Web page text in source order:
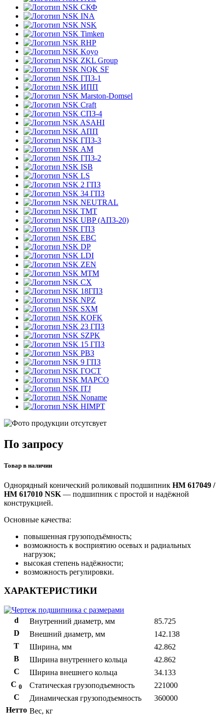
СКФ
INA
NSK
Timken
RHP
Koyo
ZKL Group
NQK SF
ГПЗ-1
ИПП
Marston-Domsel
Craft
СПЗ-4
ASAHI
АПП
ГПЗ-3
АМ
ГПЗ-2
ISB
LS
2 ГПЗ
34 ГПЗ
NEUTRAL
TMT
UBP (АПЗ-20)
ГПЗ
EBC
DP
LDI
ZEN
MTM
CX
18ГПЗ
NPZ
SXM
KOFK
23 ГПЗ
SZPK
15 ГПЗ
РВЗ
9 ГПЗ
ГОСТ
MAPCO
ITJ
Noname
HIMPT
По запросу
Товар в наличии
Однорядный конический роликовый подшипник HM 617049 /
HM 617010 NSK — подшипник с простой и надёжной
конструкцией.
Основные качества:
повышенная грузоподъёмность;
возможность к восприятию осевых и радиальных
нагрузок;
высокая степень надёжности;
возможность регулировки.
ХАРАКТЕРИСТИКИ
d Внутренний диаметр, мм
85.725
D
Внешний диаметр, мм
142.138
T
Ширина, мм
42.862
B
Ширина внутреннего кольца
42.862
С
Ширина внешнего кольца
34.133
С 0 Статическая грузоподъемность
221000
C
Динамическая грузоподъемность
360000
Нетто Вес, кг